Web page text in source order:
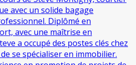
avec un solide bagage
Diplômé en
avec une maîtrise en
a occupé des postes clés chez
se spécialiser en immobilier.